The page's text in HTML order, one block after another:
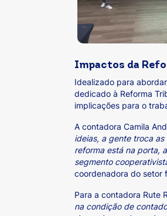
Impactos da
Idealizado para
dedicado à Reforma
implicações para o
A contadora Camila
ideias, a gente troca
reforma está na porta,
segmento
coordenadora do setor
Para a contadora Rute
na condição de